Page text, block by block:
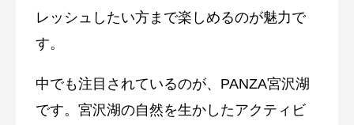
レッシュしたい方まで楽しめるのが魅力で
す。
中でも注目されているのが、 PANZA宮沢湖
です。宮沢湖の自然を生かしたアクティビ